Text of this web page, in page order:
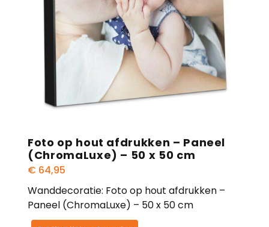
Foto op hout afdrukken – Paneel
(ChromaLuxe) – 50 x 50 cm
€ 64,95
Wanddecoratie: Foto op hout afdrukken –
Paneel (ChromaLuxe) – 50 x 50 cm